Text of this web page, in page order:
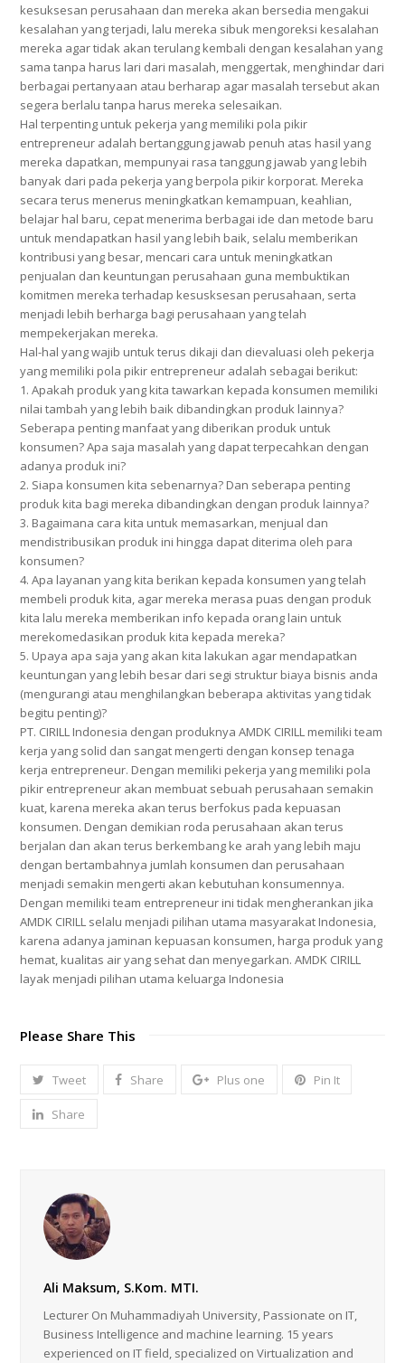
kesuksesan perusahaan dan mereka akan bersedia mengakui
kesalahan yang terjadi, lalu mereka sibuk mengoreksi kesalahan
mereka agar tidak akan terulang kembali dengan kesalahan yang
sama tanpa harus lari dari masalah, menggertak, menghindar dari
berbagai pertanyaan atau berharap agar masalah tersebut akan
segera berlalu tanpa harus mereka selesaikan.
Hal terpenting untuk pekerja yang memiliki pola pikir
entrepreneur adalah bertanggung jawab penuh atas hasil yang
mereka dapatkan, mempunyai rasa tanggung jawab yang lebih
banyak dari pada pekerja yang berpola pikir korporat. Mereka
secara terus menerus meningkatkan kemampuan, keahlian,
belajar hal baru, cepat menerima berbagai ide dan metode baru
untuk mendapatkan hasil yang lebih baik, selalu memberikan
kontribusi yang besar, mencari cara untuk meningkatkan
penjualan dan keuntungan perusahaan guna membuktikan
komitmen mereka terhadap kesusksesan perusahaan, serta
menjadi lebih berharga bagi perusahaan yang telah
mempekerjakan mereka.
Hal-hal yang wajib untuk terus dikaji dan dievaluasi oleh pekerja
yang memiliki pola pikir entrepreneur adalah sebagai berikut:
1. Apakah produk yang kita tawarkan kepada konsumen memiliki
nilai tambah yang lebih baik dibandingkan produk lainnya?
Seberapa penting manfaat yang diberikan produk untuk
konsumen? Apa saja masalah yang dapat terpecahkan dengan
adanya produk ini?
2. Siapa konsumen kita sebenarnya? Dan seberapa penting
produk kita bagi mereka dibandingkan dengan produk lainnya?
3. Bagaimana cara kita untuk memasarkan, menjual dan
mendistribusikan produk ini hingga dapat diterima oleh para
konsumen?
4. Apa layanan yang kita berikan kepada konsumen yang telah
membeli produk kita, agar mereka merasa puas dengan produk
kita lalu mereka memberikan info kepada orang lain untuk
merekomedasikan produk kita kepada mereka?
5. Upaya apa saja yang akan kita lakukan agar mendapatkan
keuntungan yang lebih besar dari segi struktur biaya bisnis anda
(mengurangi atau menghilangkan beberapa aktivitas yang tidak
begitu penting)?
PT. CIRILL Indonesia dengan produknya AMDK CIRILL memiliki team
kerja yang solid dan sangat mengerti dengan konsep tenaga
kerja entrepreneur. Dengan memiliki pekerja yang memiliki pola
pikir entrepreneur akan membuat sebuah perusahaan semakin
kuat, karena mereka akan terus berfokus pada kepuasan
konsumen. Dengan demikian roda perusahaan akan terus
berjalan dan akan terus berkembang ke arah yang lebih maju
dengan bertambahnya jumlah konsumen dan perusahaan
menjadi semakin mengerti akan kebutuhan konsumennya.
Dengan memiliki team entrepreneur ini tidak mengherankan jika
AMDK CIRILL selalu menjadi pilihan utama masyarakat Indonesia,
karena adanya jaminan kepuasan konsumen, harga produk yang
hemat, kualitas air yang sehat dan menyegarkan. AMDK CIRILL
layak menjadi pilihan utama keluarga Indonesia
Please Share This
Tweet Share Plus one Pin It
Share
Ali Maksum, S.Kom. MTI.
Lecturer On Muhammadiyah University, Passionate on IT,
Business Intelligence and machine learning. 15 years
experienced on IT field, specialized on Virtualization and